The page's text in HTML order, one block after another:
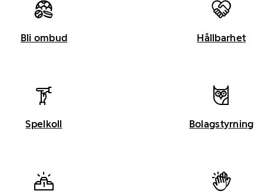
Bli ombud Hållbarhet
Spelkoll Bolagstyrning